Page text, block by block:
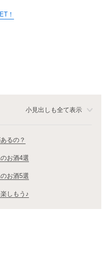
！
小見出しも全て表示
るの？
お酒4選
お酒5選
しもう♪